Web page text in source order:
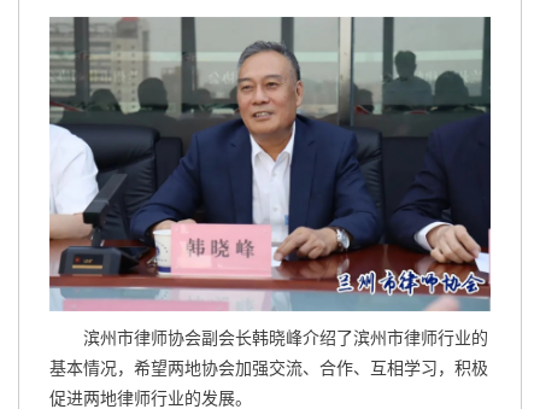
滨州市律师协会副会长韩晓峰介绍了滨州市律师行业的
基本情况，希望两地协会加强交流、合作、互相学习，积极
促进两地律师行业的发展。